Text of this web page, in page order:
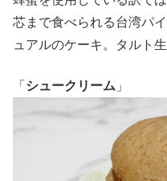
芯まで食べられる台湾パ
ュアルのケーキ。タルト
「 シュークリーム 」